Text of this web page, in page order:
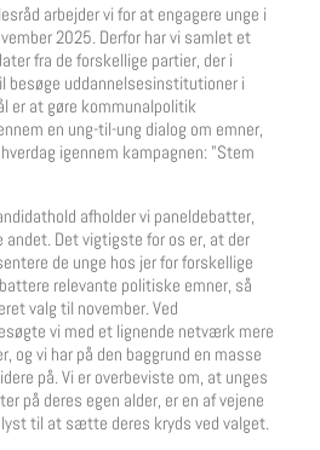
arbejder vi for at engagere unge i
2025. Derfor har vi samlet et
fra de forskellige partier, der i
besøge uddannelsesinstitutioner i
er at gøre kommunalpolitik
en ung-til-ung dialog om emner,
igennem kampagnen: ”Stem
afholder vi paneldebatter,
Det vigtigste for os er, at der
de unge hos jer for forskellige
relevante politiske emner, så
valg til november. Ved
vi med et lignende netværk mere
og vi har på den baggrund en masse
på. Vi er overbeviste om, at unges
på deres egen alder, er en af vejene
til at sætte deres kryds ved valget.